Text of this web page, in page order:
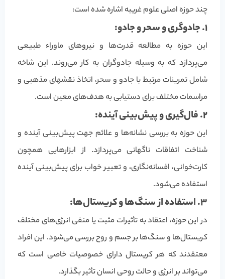
چند حوزه اصلی علوم غریبه اشاره شده است:
1. جادوگری و سحر و جادو:
این حوزه به مطالعه قدرت‌ها و نیروهای ماوراء طبیعی
می‌پردازد که به وسیله جادوگران به کار می‌روند. این شاخه
شامل تمرینات مرتبط با جادو و سحر، اتخاذ نقشهای مذهبی و
مراسمات مختلف برای دستیابی به هدف‌های معین است.
2. فال‌گیری و پیش‌بینی آینده:
این حوزه به بررسی نشانه‌ها و علائم جهت پیش‌بینی آینده و
شناخت اتفاقات ناگهانی می‌پردازد. از ابزارهایی همچون
کارت‌خوانی، افسانه‌نگاری، و تعبیر خواب برای پیش‌بینی آینده
استفاده می‌شود.
3. استفاده از سنگ‌ها و کریستال‌ها:
در این حوزه، اعتقاد به تأثیرات مثبت یا منفی انرژی‌های مختلف
کریستال‌ها و سنگ‌ها بر جسم و روح بررسی می‌شود. این افراد
معتقدند که هر کریستال دارای خصوصیات خاصی است که
می‌تواند بر انرژی و حالت روحی انسان تأثیر بگذارد.